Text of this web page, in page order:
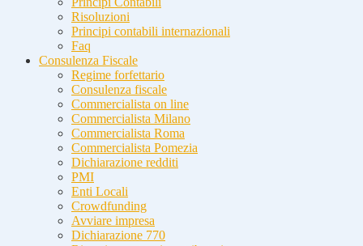
Risoluzioni
Principi contabili internazionali
Faq
Consulenza Fiscale
Regime forfettario
Consulenza fiscale
Commercialista on line
Commercialista Milano
Commercialista Roma
Commercialista Pomezia
Dichiarazione redditi
PMI
Enti Locali
Crowdfunding
Avviare impresa
Dichiarazione 770